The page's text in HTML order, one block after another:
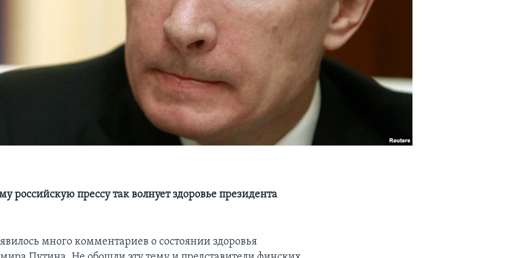
российскую прессу так волнует здоровье президента
много комментариев о состоянии здоровья